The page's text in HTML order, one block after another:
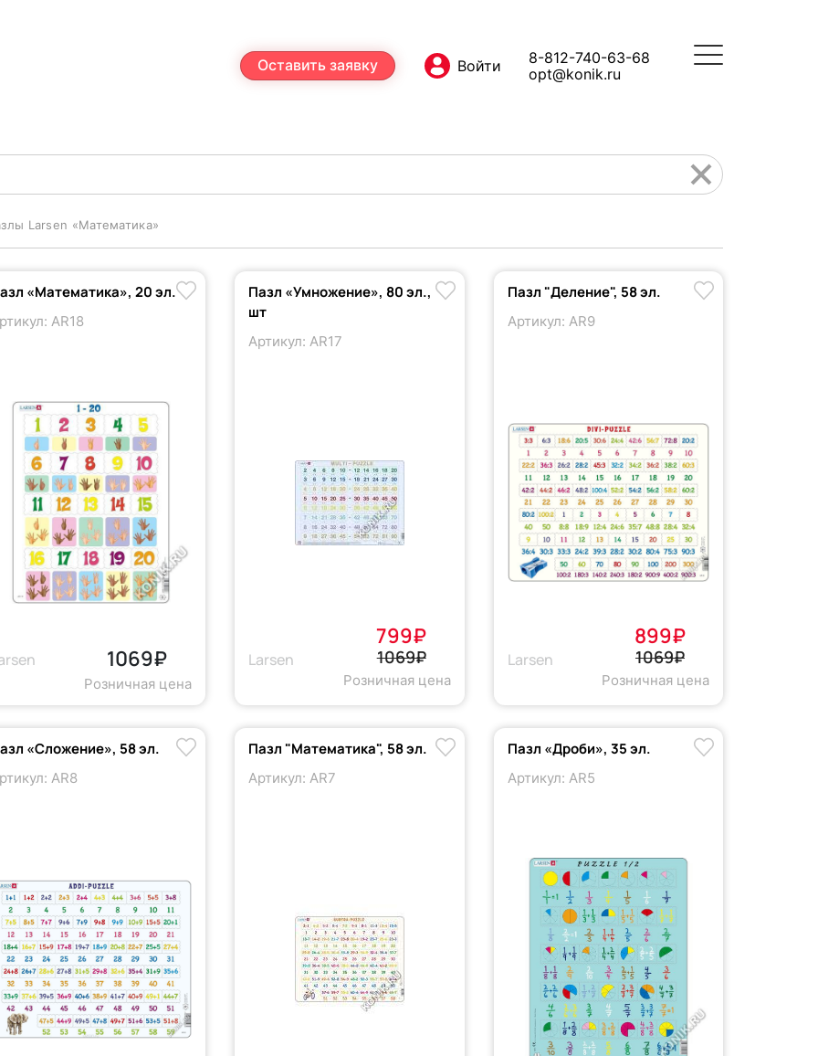
Оставить заявку
8-812-740-63-68
opt@konik.ru
Larsen «Математика»
«Математика», 20 эл.
AR18
1069₽
Розничная цена
Пазл «Умножение», 80 эл.,
шт
Артикул: AR17
Larsen
799₽
1069₽
Розничная цена
Пазл "Деление", 58 эл.
Артикул: AR9
Larsen
899₽
1069₽
Розничная цена
«Сложение», 58 эл.
AR8
Пазл "Математика", 58 эл.
Артикул: AR7
Пазл «Дроби», 35 эл.
Артикул: AR5